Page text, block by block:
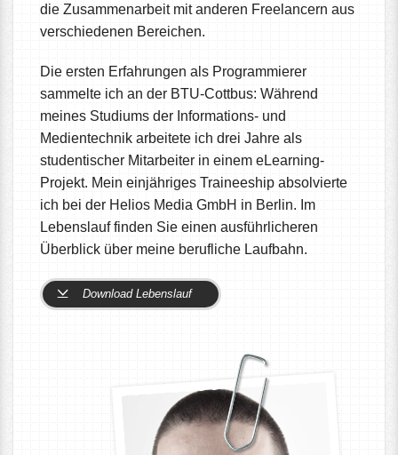
die Zusammenarbeit mit anderen Freelancern aus
verschiedenen Bereichen.
Die ersten Erfahrungen als Programmierer
sammelte ich an der BTU-Cottbus: Während
meines Studiums der Informations- und
Medientechnik arbeitete ich drei Jahre als
studentischer Mitarbeiter in einem eLearning-
Projekt. Mein einjähriges Traineeship absolvierte
ich bei der Helios Media GmbH in Berlin. Im
Lebenslauf finden Sie einen ausführlicheren
Überblick über meine berufliche Laufbahn.
Download Lebenslauf